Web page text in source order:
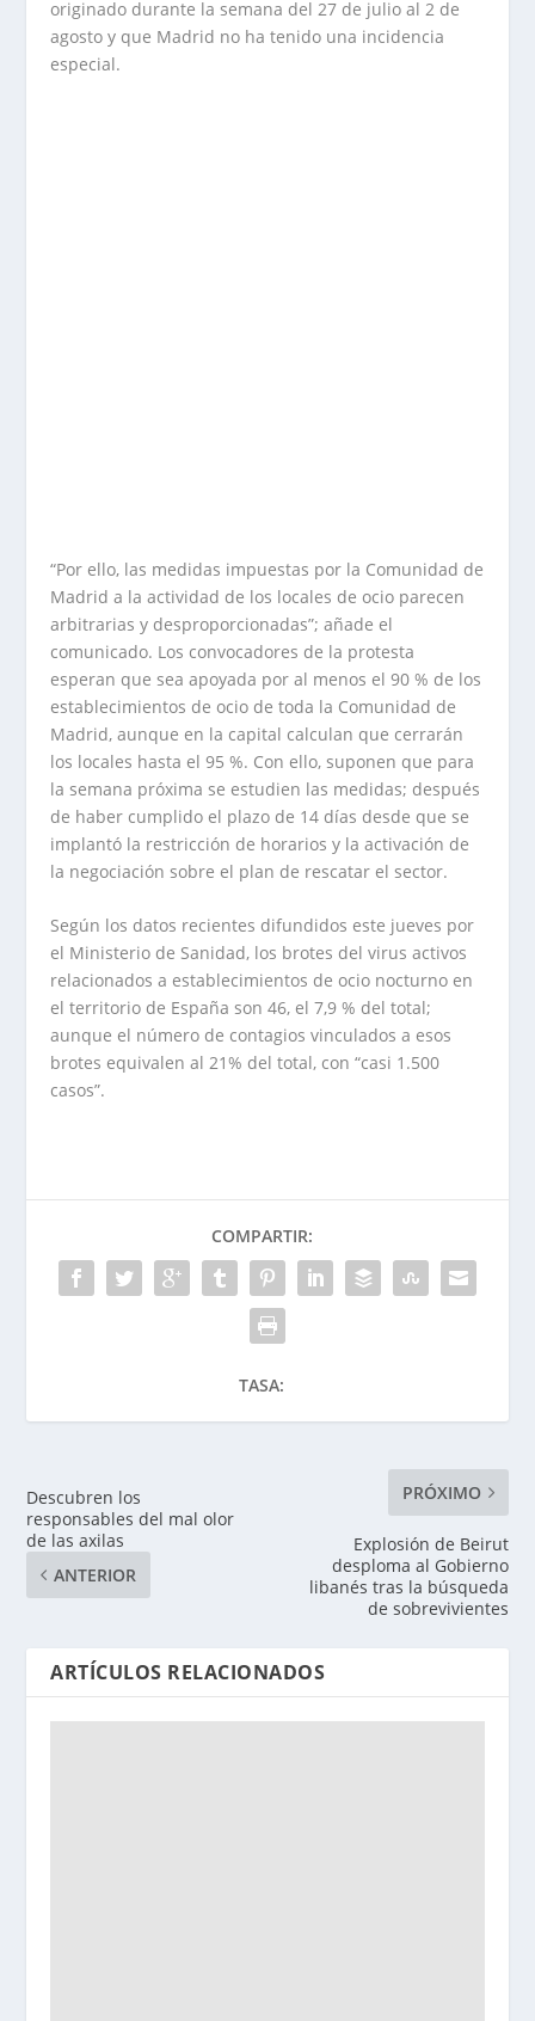
originado durante la semana del 27 de julio al 2 de
agosto y que Madrid no ha tenido una incidencia
especial.
“Por ello, las medidas impuestas por la Comunidad de
Madrid a la actividad de los locales de ocio parecen
arbitrarias y desproporcionadas”; añade el
comunicado. Los convocadores de la protesta
esperan que sea apoyada por al menos el 90 % de los
establecimientos de ocio de toda la Comunidad de
Madrid, aunque en la capital calculan que cerrarán
los locales hasta el 95 %. Con ello, suponen que para
la semana próxima se estudien las medidas; después
de haber cumplido el plazo de 14 días desde que se
implantó la restricción de horarios y la activación de
la negociación sobre el plan de rescatar el sector.
Según los datos recientes difundidos este jueves por
el Ministerio de Sanidad, los brotes del virus activos
relacionados a establecimientos de ocio nocturno en
el territorio de España son 46, el 7,9 % del total;
aunque el número de contagios vinculados a esos
brotes equivalen al 21% del total, con “casi 1.500
casos”.
COMPARTIR:
TASA:
Descubren los
responsables del mal olor
de las axilas
ANTERIOR
PRÓXIMO
Explosión de Beirut
desploma al Gobierno
libanés tras la búsqueda
de sobrevivientes
ARTÍCULOS RELACIONADOS